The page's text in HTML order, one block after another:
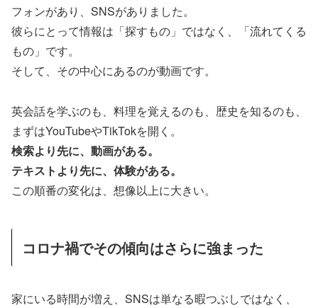
フォンがあり、SNSがありました。
彼らにとって情報は「探すもの」ではなく、「流れてくる
もの」です。
そして、その中心にあるのが動画です。
英会話を学ぶのも、料理を覚えるのも、歴史を知るのも、
まずはYouTubeやTikTokを開く。
検索より先に、動画がある。
テキストより先に、体験がある。
この順番の変化は、想像以上に大きい。
コロナ禍でその傾向はさらに強まった
家にいる時間が増え、SNSは単なる暇つぶしではなく、